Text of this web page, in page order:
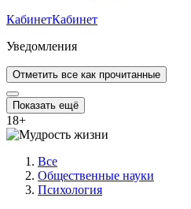
КабинетКабинет
Уведомления
Отметить все как прочитанные
Показать ещё
18+
Все
Общественные науки
Психология